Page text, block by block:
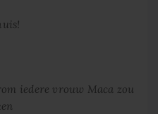
iedere vrouw Maca zou